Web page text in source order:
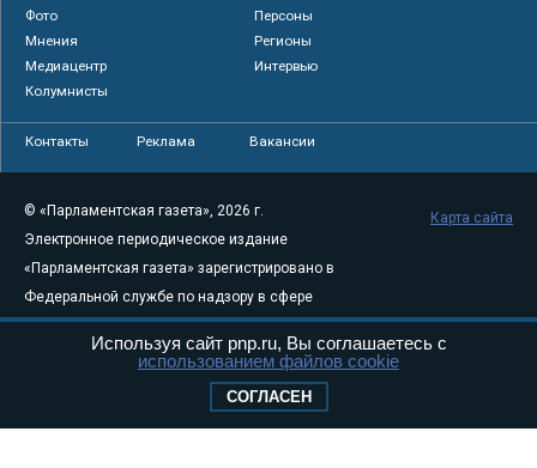
Фото
Персоны
Мнения
Регионы
Медиацентр
Интервью
Колумнисты
Контакты Реклама Вакансии
© «Парламентская газета», 2026 г.
Электронное периодическое издание
«Парламентская газета» зарегистрировано в
Федеральной службе по надзору в сфере
связи, информационных технологий и
массовых коммуникаций (Роскомнадзор) 05
Свидетельство о регистрации Эл № ФС77-
Карта сайта
Используя сайт pnp.ru, Вы соглашаетесь с
использованием файлов cookie
СОГЛАСЕН